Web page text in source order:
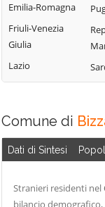
Brunate
Bulgarograsso
Cabiate
Cadorago
Campione d'Italia
Canzo
Intimiano
Livo
Emilia-Romagna
Friuli-Venezia
Giulia
Lazio
Comune di
Dati di Sintesi
Stranieri residenti nel
bilancio